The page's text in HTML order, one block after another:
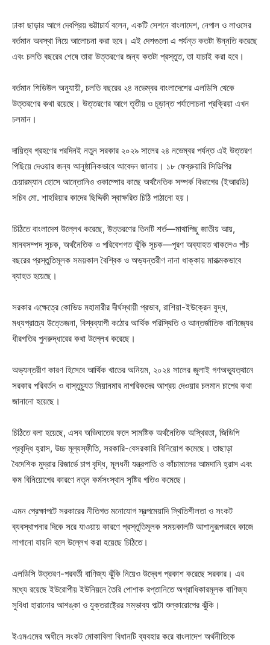
ঢাকা ছাড়ার আগে দেবপ্রিয় ভট্টাচার্য বলেন, একটি সেশনে বাংলাদেশ, নেপাল ও লাওসের
বর্তমান অবস্থা নিয়ে আলোচনা করা হবে। এই দেশগুলো এ পর্যন্ত কতটা উন্নতি করেছে
এবং চলতি বছরের শেষে তারা উত্তরণের জন্য কতটা প্রস্তুত, তা যাচাই করা হবে।
বর্তমান শিডিউল অনুযায়ী, চলতি বছরের ২৪ নভেম্বর বাংলাদেশের এলডিসি থেকে
উত্তরণের কথা রয়েছে। উত্তরণের আগে তৃতীয় ও চূড়ান্ত পর্যালোচনা প্রক্রিয়া এখন
চলমান।
দায়িত্ব গ্রহণের পরদিনই নতুন সরকার ২০২৯ সালের ২৪ নভেম্বর পর্যন্ত এই উত্তরণ
পিছিয়ে দেওয়ার জন্য আনুষ্ঠানিকভাবে আবেদন জানায়। ১৮ ফেব্রুয়ারি সিডিপির
চেয়ারম্যান হোসে আন্তোনিও ওকাম্পোর কাছে অর্থনৈতিক সম্পর্ক বিভাগের (ইআরডি)
সচিব মো. শাহরিয়ার কাদের ছিদ্দিকী স্বাক্ষরিত চিঠি পাঠানো হয়।
চিঠিতে বাংলাদেশ উল্লেখ করেছে, উত্তরণের তিনটি শর্ত—মাথাপিছু জাতীয় আয়,
মানবসম্পদ সূচক, অর্থনৈতিক ও পরিবেশগত ঝুঁকি সূচক—পূরণ অব্যাহত থাকলেও পাঁচ
বছরের প্রস্তুতিমূলক সময়কাল বৈশ্বিক ও অভ্যন্তরীণ নানা ধাক্কায় মারাত্মকভাবে
ব্যাহত হয়েছে।
সরকার এক্ষেত্রে কোভিড মহামারীর দীর্ঘস্থায়ী প্রভাব, রাশিয়া-ইউক্রেন যুদ্ধ,
মধ্যপ্রাচ্যে উত্তেজনা, বিশ্বব্যাপী কঠোর আর্থিক পরিস্থিতি ও আন্তর্জাতিক বাণিজ্যের
ধীরগতির পুনরুদ্ধারের কথা উল্লেখ করেছে।
অভ্যন্তরীণ কারণ হিসেবে আর্থিক খাতের অনিয়ম, ২০২৪ সালের জুলাই গণঅভ্যুত্থানে
সরকার পরিবর্তন ও বাস্তুচ্যুত মিয়ানমার নাগরিকদের আশ্রয় দেওয়ার চলমান চাপের কথা
জানানো হয়েছে।
চিঠিতে বলা হয়েছে, এসব অভিঘাতের ফলে সামষ্টিক অর্থনৈতিক অস্থিরতা, জিডিপি
প্রবৃদ্ধি হ্রাস, উচ্চ মূল্যস্ফীতি, সরকারি-বেসরকারি বিনিয়োগ কমেছে। তাছাড়া
বৈদেশিক মুদ্রার রিজার্ভে চাপ বৃদ্ধি, মূলধনী যন্ত্রপাতি ও কাঁচামালের আমদানি হ্রাস এবং
কম বিনিয়োগের কারণে নতৃন কর্মসংস্থান সৃষ্টির গতিও কমেছে।
এমন প্রেক্ষাপটে সরকারের নীতিগত মনোযোগ স্বল্পমেয়াদি স্থিতিশীলতা ও সংকট
ব্যবস্থাপনার দিকে সরে যাওয়ায় কারণে প্রস্তুতিমূলক সময়কালটি আশানুরূপভাবে কাজে
লাগানো যায়নি বলে উল্লেখ করা হয়েছে চিঠিতে।
এলডিসি উত্তরণ-পরবর্তী বাণিজ্য ঝুঁকি নিয়েও উদ্বেগ প্রকাশ করেছে সরকার। এর
মধ্যে রয়েছে ইউরোপীয় ইউনিয়নে তৈরি পোশাক রপ্তানিতে অগ্রাধিকারমূলক বাণিজ্য
সুবিধা হারানোর আশঙ্কা ও যুক্তরাষ্ট্রের সম্ভাব্য পাল্টা শুল্কারোপের ঝুঁকি।
ইএমএমের অধীনে সংকট মোকাবিলা বিধানটি ব্যবহার করে বাংলাদেশ অর্থনীতিকে